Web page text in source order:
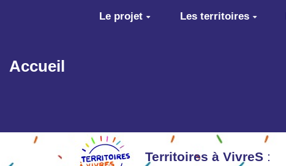
Aller au contenu principal
Accueil
Le projet Les territoires
Territoires à VivreS :